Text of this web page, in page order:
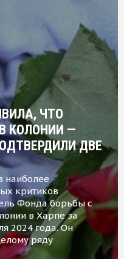
ЧТО
КОЛОНИИ —
ДВЕ
наиболее
критиков
Фонда борьбы с
в Харпе за
2024 года. Он
ряду